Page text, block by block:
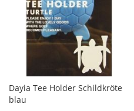
Dayia Tee Holder Schildkröte
blau